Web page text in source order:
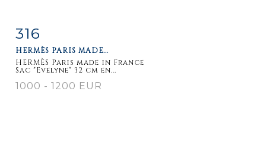
Item detail
316
HERMÈS PARIS MADE...
HERMÈS Paris made in France
Sac "Evelyne" 32 cm en...
1000 - 1200 EUR